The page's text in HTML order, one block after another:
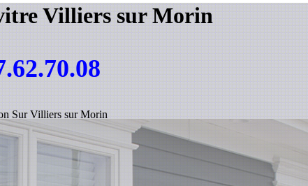
Villiers sur Morin
Sur Villiers sur Morin